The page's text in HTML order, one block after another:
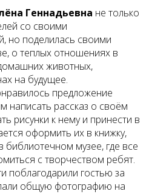
Геннадьевна не только
со своими
но поделилась своими
о теплых отношениях в
животных,
на будущее.
предложение
написать рассказ о своём
рисунки к нему и принести в
оформить их в книжку,
библиотечном музее, где все
с творчеством ребят.
поблагодарили гостью за
общую фотографию на